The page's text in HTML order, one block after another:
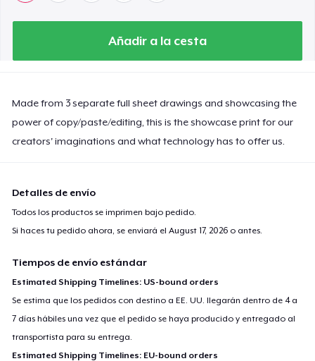
Añadir a la cesta
Made from 3 separate full sheet drawings and showcasing the
power of copy/paste/editing, this is the showcase print for our
creators' imaginations and what technology has to offer us.
Detalles de envío
Todos los productos se imprimen bajo pedido.
Si haces tu pedido ahora, se enviará elAugust 17, 2026 o antes.
Tiempos de envío estándar
Estimated Shipping Timelines: US-bound orders
Se estima que los pedidos con destino a EE. UU. llegarán dentro de 4 a
7 días hábiles una vez que el pedido se haya producido y entregado al
transportista para su entrega.
Estimated Shipping Timelines: EU-bound orders